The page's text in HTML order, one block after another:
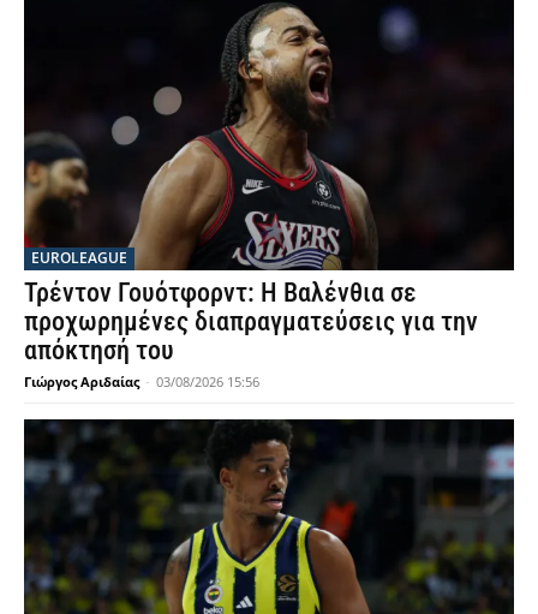
EUROLEAGUE
Τρέντον Γουότφορντ: Η Βαλένθια σε
προχωρημένες διαπραγματεύσεις για την
απόκτησή του
Γιώργος Αριδαίας - 03/08/2026 15:56